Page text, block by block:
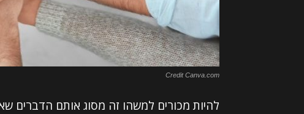
Credit Canva.com
להיות מכורים למשהו זה מסוג אותם הדברים